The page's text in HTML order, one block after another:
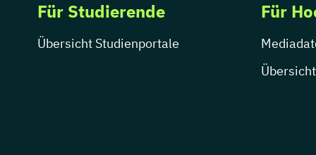
Für Studierende
Übersicht Studienportale
Für